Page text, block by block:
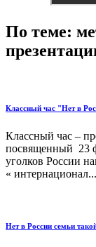
По теме:
Классный час "Нет в
Классный час –
посвященный 23
уголков России
« интернационал...
Нет в России семьи